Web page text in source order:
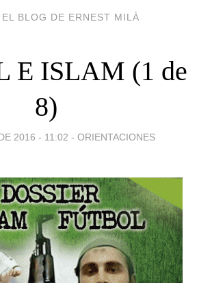
BLOG DE ERNEST MILÀ
E ISLAM (1 de
8)
2016 - 11:02 - ORIENTACIONES